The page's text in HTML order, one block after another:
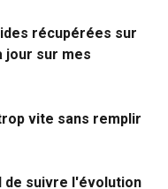
récupérées sur
jour sur mes
vite sans remplir
de suivre l'évolution